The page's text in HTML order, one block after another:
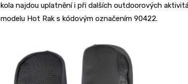
kola najdou uplatnění i při dalších outdoorových
modelu Hot Rak s kódovým označením 90422.